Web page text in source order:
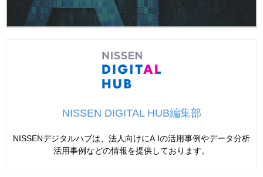
NISSEN DIGITAL HUB編集部
NISSENデジタルハブは、法人向けにA.Iの活用事例やデータ分析
活用事例などの情報を提供しております。